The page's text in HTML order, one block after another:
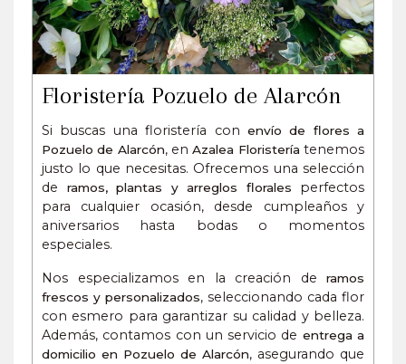
Floristería Pozuelo de Alarcón
Si buscas una floristería con envío de flores a
Pozuelo de Alarcón, enAzalea Floristería tenemos
justo lo que necesitas. Ofrecemos una selección
de ramos, plantas y arreglos florales perfectos
para cualquier ocasión, desde cumpleaños y
aniversarios hasta bodas o momentos
especiales.
Nos especializamos en la creación de ramos
frescos y personalizados, seleccionando cada flor
con esmero para garantizar su calidad y belleza.
Además, contamos con un servicio de entrega a
domicilio en Pozuelo de Alarcón, asegurando que